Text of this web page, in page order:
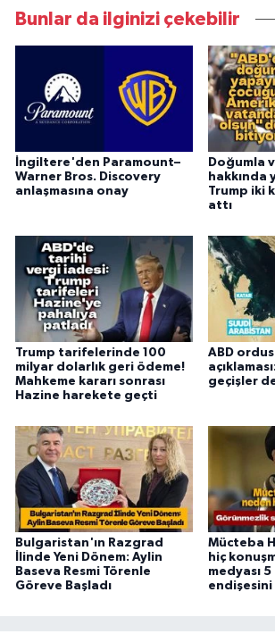
Bunlar da ilginizi çekebilir
İngiltere'den Paramount–
Warner Bros. Discovery
anlaşmasına onay
Doğumla
hakkında
Trump iki
attı
Trump tarifelerinde 100
milyar dolarlık geri ödeme!
Mahkeme kararı sonrası
Hazine harekete geçti
ABD
geçişler
Bulgaristan'ın Razgrad
İlinde Yeni Dönem: Aylin
Baseva Resmi Törenle
Göreve Başladı
Mücteba
hiç
medyası
endişesini